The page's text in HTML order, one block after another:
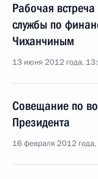
Рабочая
службы по
Чиханчиным
13 июня 2012 года,
Совещание по
Президента
16 февраля 2012